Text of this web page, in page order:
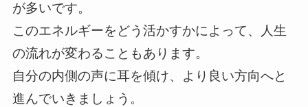
が多いです。
このエネルギーをどう活かすかによって、人生
の流れが変わることもあります。
自分の内側の声に耳を傾け、より良い方向へと
進んでいきましょう。